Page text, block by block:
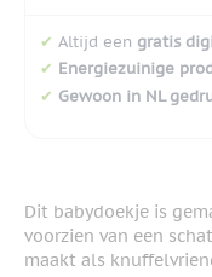
✔ Altijd een gratis
✔ Energiezuinige
✔ Gewoon in NL
Dit babydoekje is
voorzien van een
maakt als